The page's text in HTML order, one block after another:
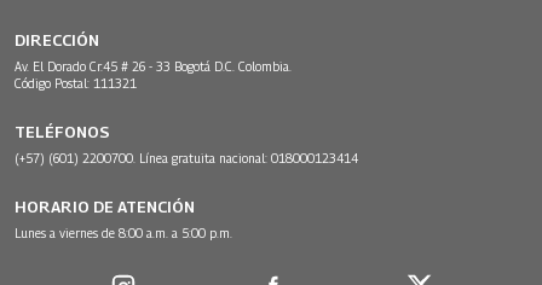
DIRECCIÓN
Av. El Dorado Cr.45 # 26 - 33 Bogotá D.C. Colombia.
Código Postal: 111321
TELÉFONOS
(+57) (601) 2200700. Línea gratuita nacional: 018000123414
HORARIO DE ATENCIÓN
Lunes a viernes de 8:00 a.m. a 5:00 p.m.